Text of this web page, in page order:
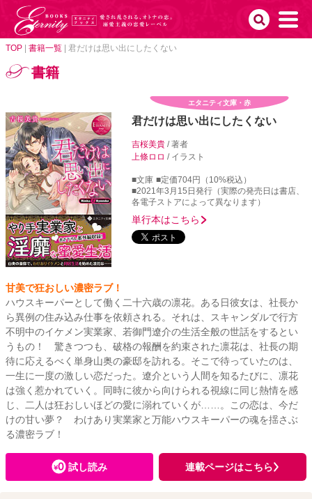
TOP 書籍一覧 君だけは思い出にしたくない
書籍
エタニティ文庫・赤
君だけは思い出にしたくない
吉桜美貴/ 著者
上條ロロ / イラスト
■文庫 ■定価704円（10%税込）
■2021年3月15日発行（実際の発売日は書店、
各電子ストアによって異なります）
単行本はこちら
甘美で狂おしい濃密ラブ！
ハウスキーパーとして働く二十六歳の凛花。ある日彼女は、社長か
ら異例の住み込み仕事を依頼される。それは、スキャンダルで行方
不明中のイケメン実業家、若御門遼介の生活全般の世話をするとい
うもの！ 驚きつつも、破格の報酬を約束された凛花は、社長の期
待に応えるべく単身山奥の豪邸を訪れる。そこで待っていたのは、
一生に一度の激しい恋だった。遼介という人間を知るたびに、凛花
は強く惹かれていく。同時に彼から向けられる視線に同じ熱情を感
じ、二人は狂おしいほどの愛に溺れていくが……。この恋は、今だ
けの甘い夢？ わけあり実業家と万能ハウスキーパーの魂を揺さぶ
る濃密ラブ！
試し読み 連載ページはこちら